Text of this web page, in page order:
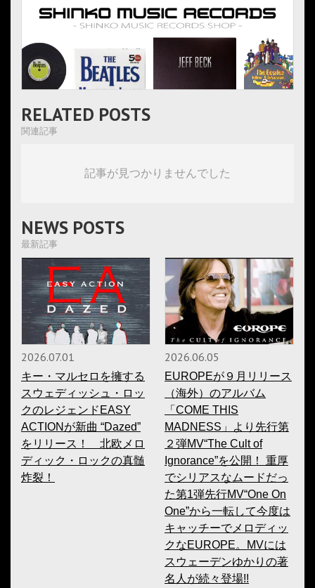
RELATED POSTS
関連記事
記事が見つかりませんでした
NEWS POSTS
最新記事
2026.07.01
キー・マルセロを擁する
スウェディッシュ・ロッ
クのレジェンドEASY
ACTIONが新曲 “Dazed”
をリリース！ 北欧メロ
ディック・ロックの真髄
炸裂！
2026.06.05
EUROPEが９月リリース
（海外）のアルバム
「COME THIS
MADNESS」より先行第
２弾MV“The Cult of
Ignorance”を公開！ 重厚
でシリアスなムードだっ
た第1弾先行MV“One On
One”から一転して今度は
キャッチーでメロディッ
クなEUROPE。MVには
スウェーデンゆかりの著
名人が続々登場!!